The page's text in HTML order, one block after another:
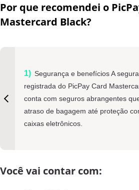
Por que recomendei o
Mastercard Black?
Segurança e benefícios A
registrada do PicPay Card
conta com seguros abrangentes
atraso de bagagem até proteção
caixas eletrônicos.
Você vai contar com: